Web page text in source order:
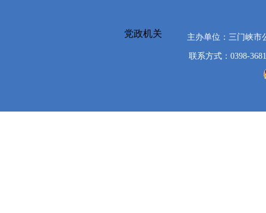
党政机关 主办单位：三门峡
联系方式：0398-